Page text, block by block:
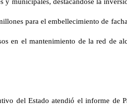
para el embellecimiento de
en el mantenimiento de la red de
del Estado atendió el informe de